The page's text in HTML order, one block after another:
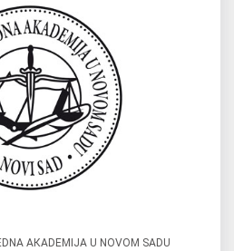
AКADEMIJA U NOVOM SADU